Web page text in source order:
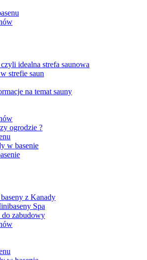
idealna strefa saunowa
strefie saun
na temat sauny
ogrodzie ?
w basenie
z Kanady
Spa
do zabudowy